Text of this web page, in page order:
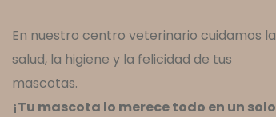
En nuestro centro veterinario cuidamos la
salud, la higiene y la felicidad de tus
mascotas.
¡Tu mascota lo merece todo en un solo